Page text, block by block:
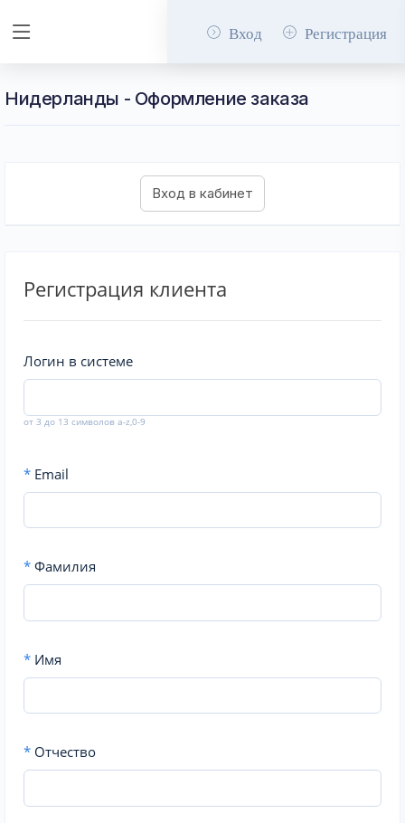
Вход Регистрация
Нидерланды - Оформление заказа
Регистрация клиента
Логин в системе
от 3 до 13 символов a-z,0-9
* Email
* Фамилия
* Имя
* Отчество